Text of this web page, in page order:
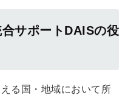
サポートDAISの役
る国・地域において所